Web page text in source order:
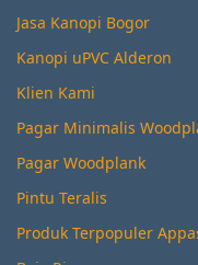
Jasa Kanopi Bogor
Kanopi uPVC Alderon
Klien Kami
Pagar Minimalis
Pagar Woodplank
Pintu Teralis
Produk Terpopuler